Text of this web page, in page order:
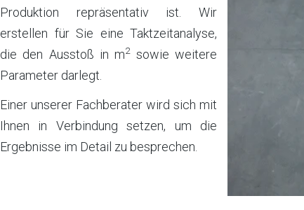
Produktion repräsentativ ist. Wir
erstellen für Sie eine Taktzeitanalyse,
die den Ausstoß in m2sowie weitere
Parameter darlegt.
Einer unserer Fachberater wird sich mit
Ihnen in Verbindung setzen, um die
Ergebnisse im Detail zu besprechen.